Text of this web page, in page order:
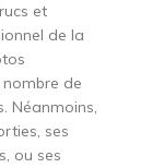
et
de la
de
Néanmoins,
ses
ou ses